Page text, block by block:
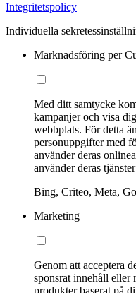
Integritetspolicy
Individuella
Marknadsföring per
Med ditt samtycke
kampanjer och visa
webbplats. För detta
personuppgifter med
använder deras
använder deras
Bing, Criteo, Meta,
Marketing
Genom att acceptera
sponsrat innehåll eller
produkter baserat på